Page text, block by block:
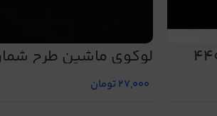
لوگوی ماشین طرح شماره
27,000تومان